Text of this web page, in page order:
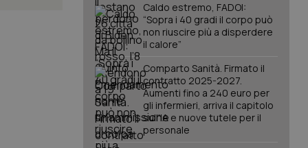
Caldo estremo, FADOI:
“Sopra i 40 gradi il corpo può
non riuscire più a disperdere
il calore”
Comparto Sanità. Firmato il
contratto 2025-2027.
Aumenti fino a 240 euro per
gli infermieri, arriva il capitolo
sull'IA e nuove tutele per il
personale